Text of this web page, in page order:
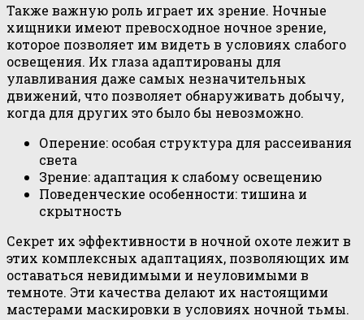
Также важную роль играет их зрение. Ночные
хищники имеют превосходное ночное зрение,
которое позволяет им видеть в условиях слабого
освещения. Их глаза адаптированы для
улавливания даже самых незначительных
движений, что позволяет обнаруживать добычу,
когда для других это было бы невозможно.
Оперение: особая структура для рассеивания
света
Зрение: адаптация к слабому освещению
Поведенческие особенности: тишина и
скрытность
Секрет их эффективности в ночной охоте лежит в
этих комплексных адаптациях, позволяющих им
оставаться невидимыми и неуловимыми в
темноте. Эти качества делают их настоящими
мастерами маскировки в условиях ночной тьмы.